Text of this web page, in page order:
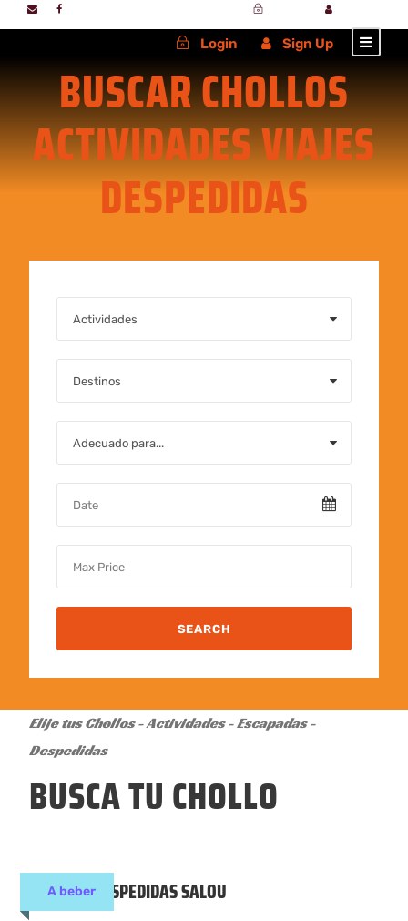
Login Sign Up
BUSCAR CHOLLOS
ACTIVIDADES VIAJES
DESPEDIDAS
Elije tus Chollos - Actividades - Escapadas -
Despedidas
BUSCA TU CHOLLO
A beber
GINCAÑA DESPEDIDAS SALOU